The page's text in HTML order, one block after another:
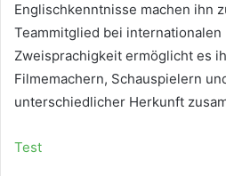
Englischkenntnisse machen ihn
Teammitglied bei
Zweisprachigkeit ermöglicht es
Filmemachern, Schauspielern
unterschiedlicher Herkunft
Test